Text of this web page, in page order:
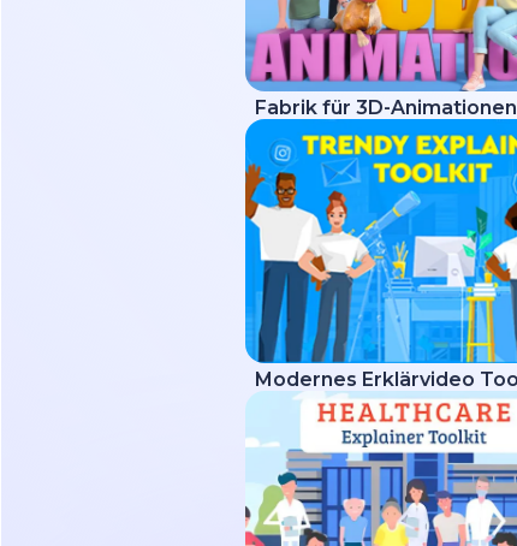
Fabrik für 3D-Animationen
Modernes Erklärvideo